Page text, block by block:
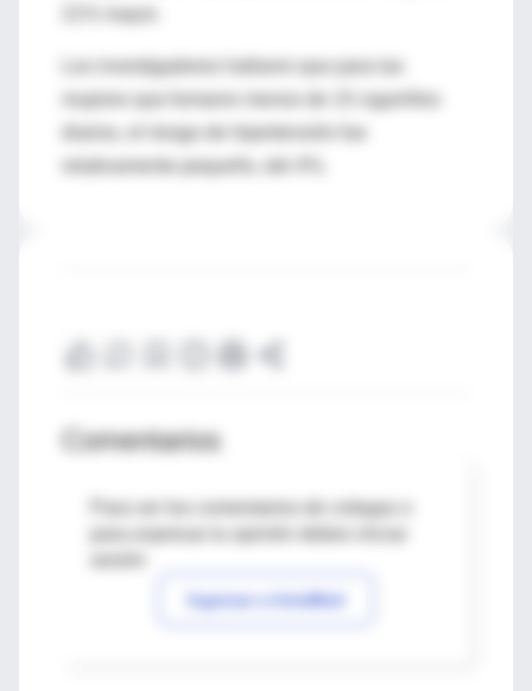
21% mayor.
Los investigadores hallaron que para las
mujeres que fumaron menos de 15 cigarrillos
diarios, el riesgo de hipertensión fue
relativamente pequeño, del 4%.
Comentarios
Para ver los comentarios de colegas o
Ingresar a IntraMed